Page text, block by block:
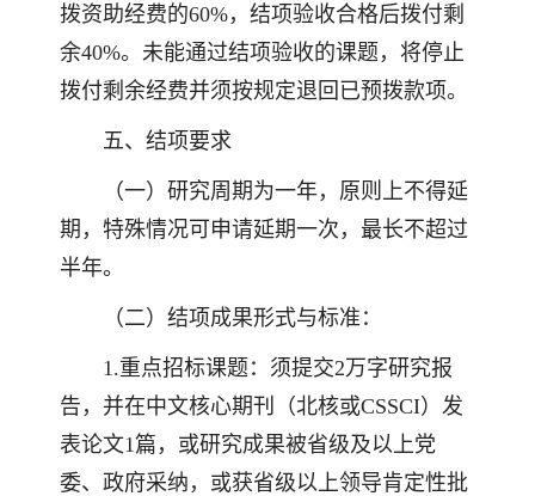
拨资助经费的60%，结项验收合格后拨付剩
余40%。未能通过结项验收的课题，将停止
拨付剩余经费并须按规定退回已预拨款项。
五、结项要求
（一）研究周期为一年，原则上不得延
期，特殊情况可申请延期一次，最长不超过
半年。
（二）结项成果形式与标准：
1.重点招标课题：须提交2万字研究报
告，并在中文核心期刊（北核或CSSCI）发
表论文1篇，或研究成果被省级及以上党
委、政府采纳，或获省级以上领导肯定性批